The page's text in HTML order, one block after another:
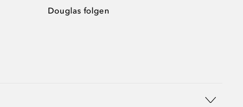
Douglas folgen